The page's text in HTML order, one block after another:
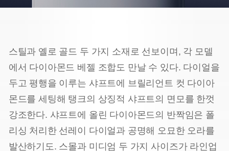
스틸과 옐로 골드 두 가지 소재로 선보이며, 각 모델
에서 다이아몬드 베젤 조합도 만날 수 있다. 다이얼을
두고 평행을 이루는 샤프트에 브릴리언트 컷 다이아
몬드를 세팅해 탱크의 상징적 샤프트의 면모를 한껏
강조한다. 샤프트에 올린 다이아몬드의 반짝임은 폴
리싱 처리한 선레이 다이얼과 공명해 오묘한 오라를
발산하기도. 스몰과 미디엄 두 가지 사이즈가 라인업